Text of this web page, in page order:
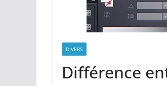
DIVERS
Différence